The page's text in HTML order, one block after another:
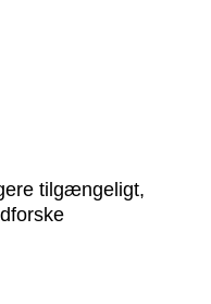
tilgængeligt,